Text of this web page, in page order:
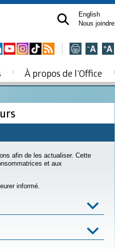
English
Nous joindre
À propos de l’Office
afin de les actualiser. Cette
et aux
informé.